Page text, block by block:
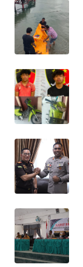
SITUNGIR
NEWS
SIDIKALANG
SIBARAGAS
NEWS
METRO
SIANTAR
NEWS
MEDAN
NEWS
METRO